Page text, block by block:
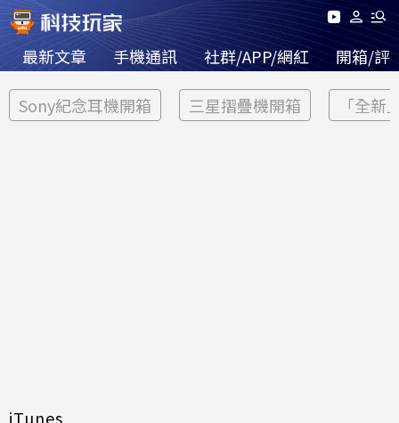
最新文章 手機通訊 社群/APP/網紅 開箱/評
Sony紀念耳機開箱 三星摺疊機開箱 「全新
iTunes